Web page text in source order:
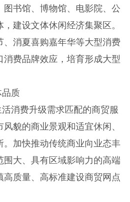
图书馆、博物馆、电影院、公
建设文体休闲经济集聚区。
、消夏喜购嘉年华等大型消费
消费品牌效应，培育形成大型
品质
消费升级需求匹配的商贸服
貌的商业景观和适宜休闲、
。加快推动传统商业向业态丰
围大、具有区域影响力的高端
质量、高标准建设商贸网点